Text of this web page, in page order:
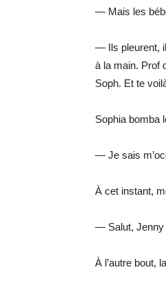
— Mais les
— Ils pleurent,
à la main. Prof
Soph. Et te
Sophia bomba
— Je sais
À cet instant,
— Salut, Jenny
À l’autre bout,